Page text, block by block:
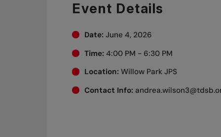
Event Details
Date: June 4, 2026
Time: 4:00 PM - 6:30 PM
Location: Willow Park JPS
Contact Info: